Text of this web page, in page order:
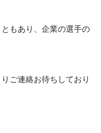
もあり、企業の選手の
ご連絡お待ちしており